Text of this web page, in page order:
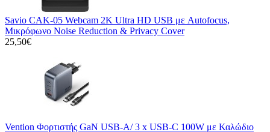
Savio CAK-05 Webcam 2K Ultra HD USB με Autofocus,
Μικρόφωνο Noise Reduction & Privacy Cover
25,50€
Vention Φορτιστής GaN USB-A/ 3 x USB-C 100W με Καλώδιο